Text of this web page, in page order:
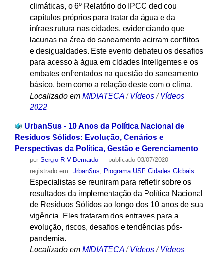
climáticas, o 6º Relatório do IPCC dedicou
capítulos próprios para tratar da água e da
infraestrutura nas cidades, evidenciando que
lacunas na área do saneamento acirram conflitos
e desigualdades. Este evento debateu os desafios
para acesso à água em cidades inteligentes e os
embates enfrentados na questão do saneamento
básico, bem como a relação deste com o clima.
Localizado em MIDIATECA /Vídeos /Vídeos
2022
UrbanSus - 10 Anos da Política Nacional de
Resíduos Sólidos: Evolução, Cenários e
Perspectivas da Política, Gestão e Gerenciamento
por Sergio R V Bernardo — publicado03/07/2020 —
registrado em: UrbanSus Programa USP Cidades Globais
Especialistas se reuniram para refletir sobre os
resultados da implementação da Política Nacional
de Resíduos Sólidos ao longo dos 10 anos de sua
vigência. Eles trataram dos entraves para a
evolução, riscos, desafios e tendências pós-
pandemia.
Localizado em MIDIATECA /Vídeos /Vídeos